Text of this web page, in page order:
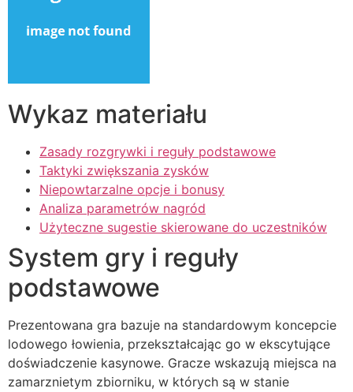
Wykaz materiału
Zasady rozgrywki i reguły podstawowe
Taktyki zwiększania zysków
Niepowtarzalne opcje i bonusy
Analiza parametrów nagród
Użyteczne sugestie skierowane do uczestników
System gry i reguły
podstawowe
Prezentowana gra bazuje na standardowym koncepcie
lodowego łowienia, przekształcając go w ekscytujące
doświadczenie kasynowe. Gracze wskazują miejsca na
zamarznietym zbiorniku, w których są w stanie